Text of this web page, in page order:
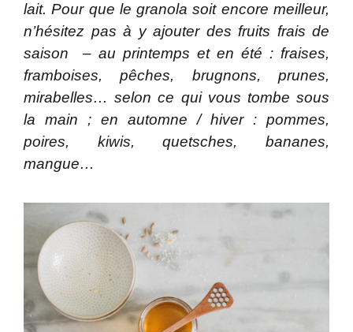
lait.Pour que le granola soit encore meilleur,
n’hésitez pas à y ajouter des fruits frais de
saison – au printemps et en été : fraises,
framboises, pêches, brugnons, prunes,
mirabelles… selon ce qui vous tombe sous
la main ; en automne / hiver : pommes,
poires, kiwis, quetsches, bananes,
mangue…